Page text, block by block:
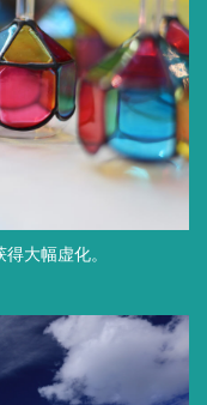
大幅虚化。